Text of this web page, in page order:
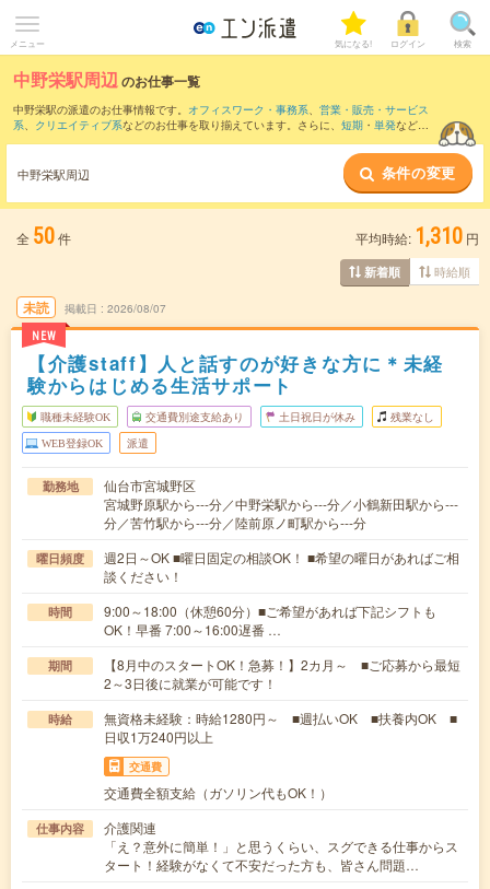
メニュー 気になる! ログイン 検索
中野栄駅周辺のお仕事一覧
中野栄駅の派遣のお仕事情報です。 オフィスワーク・事務系、 営業・販売・サービス
系、 クリエイティブ系などのお仕事を取り揃えています。さらに、 短期 ・ 単発などの
また、仙台駅・
など近隣駅のお仕事
もご確認いただけます。
中野栄駅周辺 条件の変更
全 50件 平均時給: 1,310 円
新着順 時給順
未読
NEW
掲載日 2026/08/07
【介護staff】人と話すのが好きな方に＊未経
験からはじめる生活サポート
職種未経験OK 交通費別途支給あり 土日祝日が休み 残業なし
WEB登録OK 派遣
勤務地
仙台市宮城野区
宮城野原駅から---分／中野栄駅から---分／小鶴新田駅から---
分／苦竹駅から---分／陸前原ノ町駅から---分
曜日頻度
週2日～OK ■曜日固定の相談OK！ ■希望の曜日があればご相
談ください！
時間
9:00～18:00（休憩60分）■ご希望があれば下記シフトも
OK！早番 7:00～16:00遅番 …
期間
【8月中のスタートOK！急募！】2カ月～ ■ご応募から最短
2～3日後に就業が可能です！
時給
無資格未経験：時給1280円～ ■週払いOK ■扶養内OK ■
日収1万240円以上
交通費
交通費全額支給（ガソリン代もOK！）
仕事内容
介護関連
「え？意外に簡単！」と思うくらい、スグできる仕事からス
タート！経験がなくて不安だった方も、皆さん問題…